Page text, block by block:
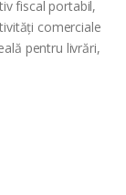
fiscal portabil,
comerciale
pentru livrări,